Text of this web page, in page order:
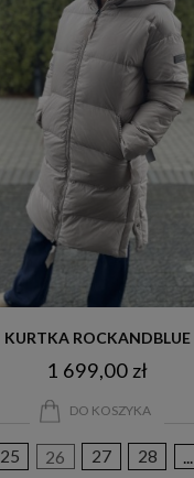
KURTKA ROCKANDBLUE
1 699,00 zł
DO KOSZYKA
25 26 27 28 ...